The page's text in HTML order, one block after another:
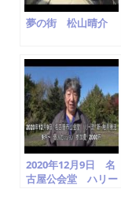
夢の街 松山晴介
2020年12月9日 名
古屋公会堂 ハリー